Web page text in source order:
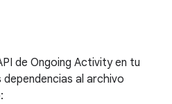
de Ongoing Activity en tu
al archivo